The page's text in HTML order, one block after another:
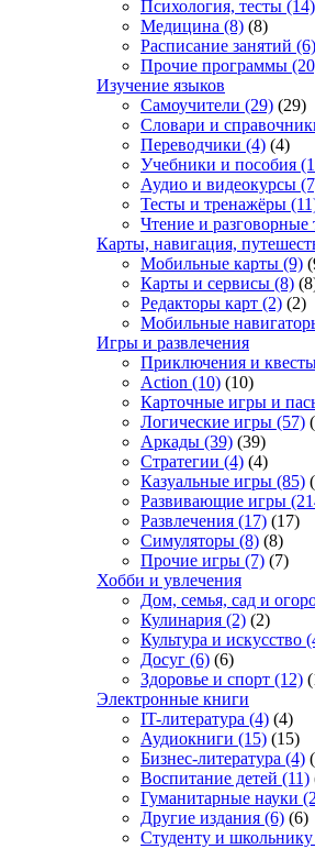
Психология, тесты (14)
Медицина (8) (8)
Расписание занятий (6)
Прочие программы
Изучение языков
Самоучители (29) (29)
Словари и
Переводчики (4) (4)
Учебники и пособия
Аудио и видеокурсы
Тесты и тренажёры
Чтение и разговорные
Карты, навигация,
Мобильные карты (9)
Карты и сервисы (8)
Редакторы карт (2) (2)
Мобильные
Игры и развлечения
Приключения и
Action (10) (10)
Карточные игры и
Логические игры (57)
Аркады (39) (39)
Стратегии (4) (4)
Казуальные игры (85)
Развивающие игры
Развлечения (17) (17)
Симуляторы (8) (8)
Прочие игры (7) (7)
Хобби и увлечения
Дом, семья, сад и
Кулинария (2) (2)
Культура и искусство
Досуг (6) (6)
Здоровье и спорт (12)
Электронные книги
IT-литература (4) (4)
Аудиокниги (15) (15)
Бизнес-литература (4)
Воспитание детей (11)
Гуманитарные науки
Другие издания (6) (6)
Студенту и школьнику